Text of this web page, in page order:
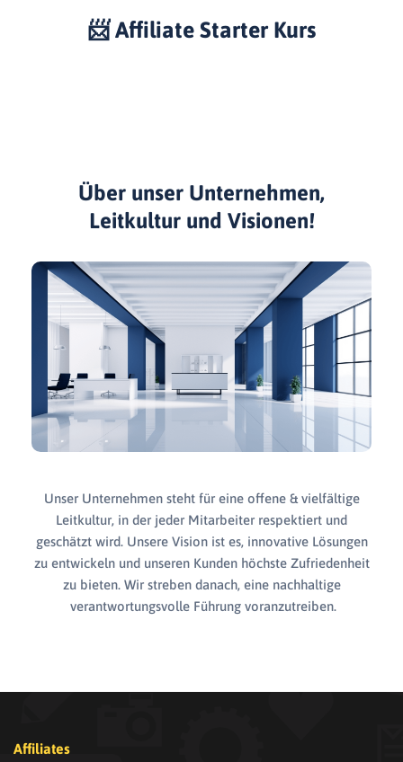
📨 Affiliate Starter Kurs
Über unser Unternehmen,
Leitkultur und Visionen!
Unser Unternehmen steht für eine offene & vielfältige
Leitkultur, in der jeder Mitarbeiter respektiert und
geschätzt wird. Unsere Vision ist es, innovative Lösungen
zu entwickeln und unseren Kunden höchste Zufriedenheit
zu bieten. Wir streben danach, eine nachhaltige
verantwortungsvolle Führung voranzutreiben.
Affiliates